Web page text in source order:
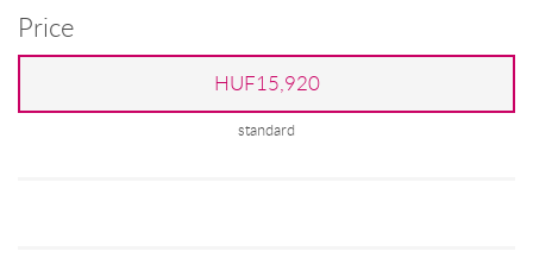
Price
HUF15,920
standard